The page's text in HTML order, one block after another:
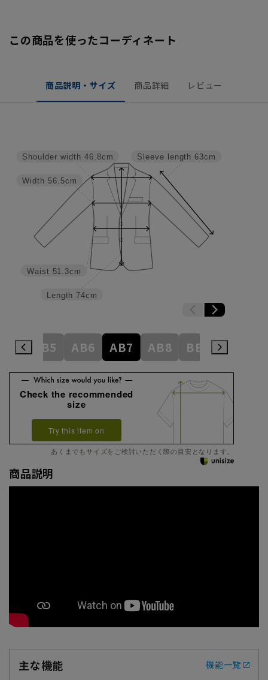
この商品を使ったコーディネート
商品説明・サイズ 商品詳細 レビュー
Sleeve length 63cm
Length 74cm
Waist 51.3cm
Width 56.5cm
Shoulder width 46.8cm
AB5 AB6 AB7 AB8 BE3 BE4
Check the recommended
size
Try this item on
あくまでもサイズをご検討いただく際の目安となります。
商品説明
主な機能 機能一覧